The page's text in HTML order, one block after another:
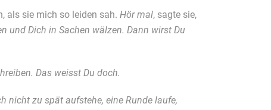
als sie mich so leiden sah. Hör mal, sagte sie,
und Dich in Sachen wälzen. Dann wirst Du
Das weisst Du doch.
nicht zu spät aufstehe, eine Runde laufe,